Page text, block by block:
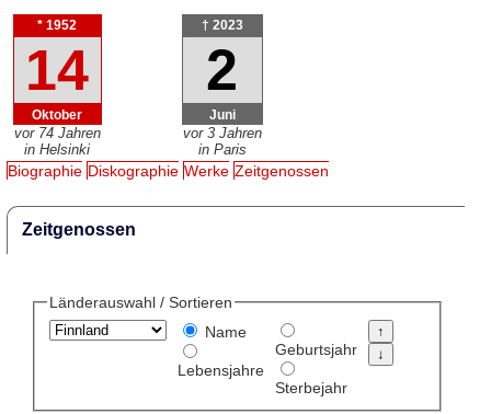
* 1952
14
Oktober
vor 74 Jahren
in Helsinki
† 2023
2
Juni
vor 3 Jahren
in Paris
Biographie Diskographie Werke Zeitgenossen
Zeitgenossen
Länderauswahl / Sortieren
Name
Lebensjahre
Geburtsjahr
Sterbejahr